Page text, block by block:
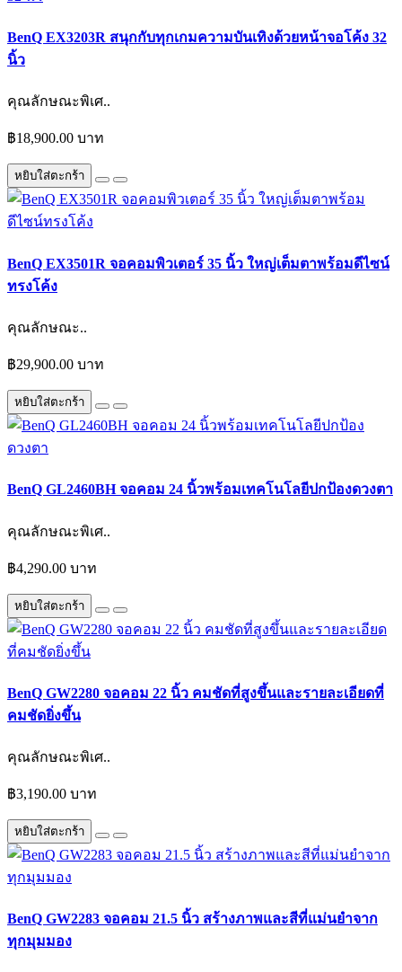
BenQ EX3203R สนุกกับทุกเกมความบันเทิงด้วยหน้าจอโค้ง 32
นิ้ว
คุณลักษณะพิเศ..
฿18,900.00 บาท
หยิบใส่ตะกร้า
BenQ EX3501R จอคอมพิวเตอร์ 35 นิ้ว ใหญ่เต็มตาพร้อมดีไซน์
ทรงโค้ง
คุณลักษณะ..
฿29,900.00 บาท
หยิบใส่ตะกร้า
BenQ GL2460BH จอคอม 24 นิ้วพร้อมเทคโนโลยีปกป้องดวงตา
คุณลักษณะพิเศ..
฿4,290.00 บาท
หยิบใส่ตะกร้า
BenQ GW2280 จอคอม 22 นิ้ว คมชัดที่สูงขึ้นและรายละเอียดที่
คมชัดยิ่งขึ้น
คุณลักษณะพิเศ..
฿3,190.00 บาท
หยิบใส่ตะกร้า
BenQ GW2283 จอคอม 21.5 นิ้ว สร้างภาพและสีที่แม่นยำจาก
ทุกมุมมอง